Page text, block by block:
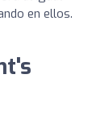
en ellos.